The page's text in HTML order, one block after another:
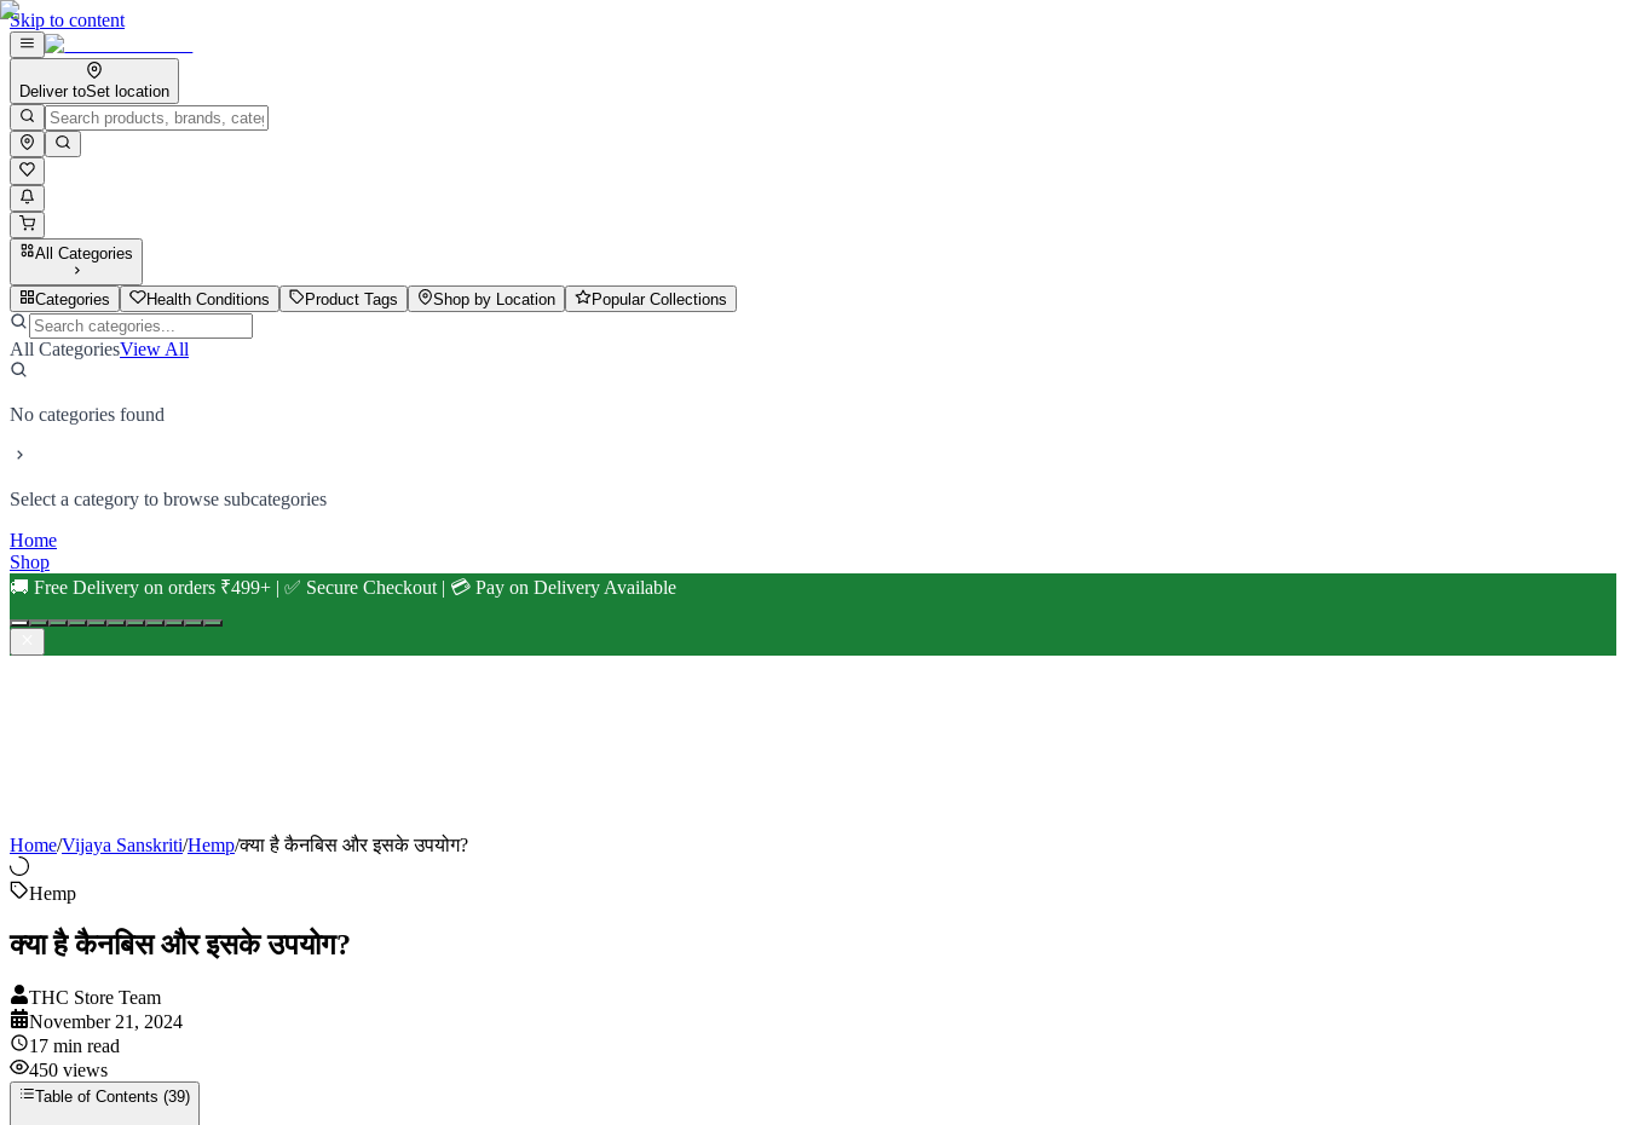
Skip to content
Deliver toSet location
All Categories
Categories Health Conditions Product Tags Shop by Location Popular Collections
All CategoriesView All
No categories found
Select a category to browse subcategories
Home
Shop
🚚 Free Delivery on orders ₹499+ | ✅ Secure Checkout | 💳 Pay on Delivery Available
Home/Vijaya Sanskriti/Hemp/क्या है कैनबिस और इसके उपयोग?
Hemp
क्या है कैनबिस और इसके उपयोग?
THC Store Team
November 21, 2024
17 min read
450 views
Table of Contents (39)